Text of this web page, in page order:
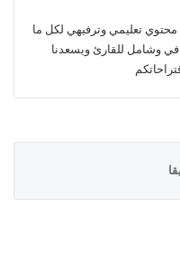
تعليمي وترفيهي لكل ما
وشامل للقارئ ويسعدنا